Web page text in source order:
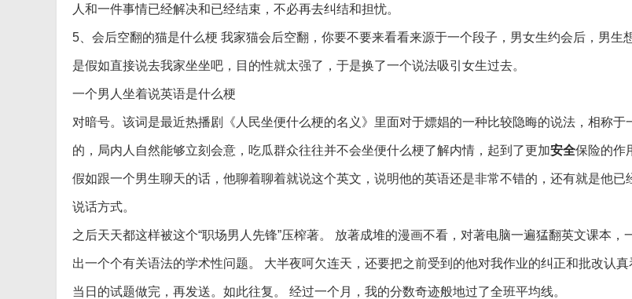
人和一件事情已经解决和已经结束，不必再去纠结和担忧。
5、会后空翻的猫是什么梗 我家猫会后空翻，你要不要来看看来源于一个段子，男女生约会后，男生
是假如直接说去我家坐坐吧，目的性就太强了，于是换了一个说法吸引女生过去。
一个男人坐着说英语是什么梗
对暗号。该词是最近热播剧《人民坐便什么梗的名义》里面对于嫖娼的一种比较隐晦的说法，相称于
的，局内人自然能够立刻会意，吃瓜群众往往并不会坐便什么梗了解内情，起到了更加安全保险的作
假如跟一个男生聊天的话，他聊着聊着就说这个英文，说明他的英语还是非常不错的，还有就是他已
说话方式。
之后天天都这样被这个“职场男人先锋”压榨著。 放著成堆的漫画不看，对著电脑一遍猛翻英文课本，
出一个个有关语法的学术性问题。 大半夜呵欠连天，还要把之前受到的他对我作业的纠正和批改认
当日的试题做完，再发送。如此往复。 经过一个月，我的分数奇迹般地过了全班平均线。